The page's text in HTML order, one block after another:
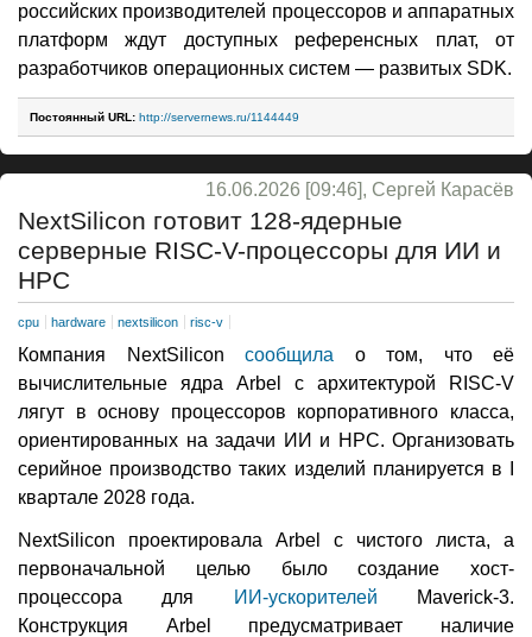
российских производителей процессоров и аппаратных
платформ ждут доступных референсных плат, от
разработчиков операционных систем — развитых SDK.
Постоянный URL: http://servernews.ru/1144449
16.06.2026 [09:46], Сергей Карасёв
NextSilicon готовит 128-ядерные
серверные RISC-V-процессоры для ИИ и
НРС
cpu hardware nextsilicon risc-v
Компания NextSilicon сообщила о том, что её
вычислительные ядра Arbel с архитектурой RISC-V
лягут в основу процессоров корпоративного класса,
ориентированных на задачи ИИ и НРС. Организовать
серийное производство таких изделий планируется в I
квартале 2028 года.
NextSilicon проектировала Arbel с чистого листа, а
первоначальной целью было создание хост-
процессора для
ИИ-ускорителей Maverick-3.
Конструкция Arbel предусматривает наличие